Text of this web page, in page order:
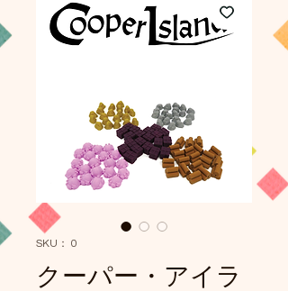
SKU： 0
クーパー・アイラ